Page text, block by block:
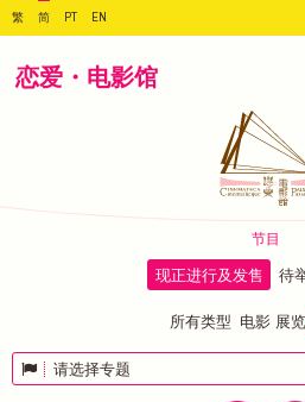
繁 简 PT EN
恋爱・电影馆
节目
现正进行及发售 待
所有类型 电影 展览
请选择专题